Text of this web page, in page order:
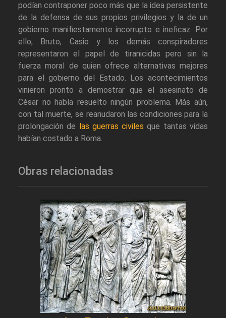
podían contraponer poco más que la idea persistente
de la defensa de sus propios privilegios y la de un
gobierno manifiestamente incorrupto e ineficaz. Por
ello, Bruto, Casio y los demás conspiradores
representaron el papel de tiranicidas pero sin la
fuerza moral de quien ofrece alternativas mejores
para el gobierno del Estado. Los acontecimientos
vinieron pronto a demostrar que el asesinato de
César no había resuelto ningún problema. Más aún,
con tal muerte, se reanudaron las condiciones para la
prolongación de
las guerras civiles que tantas vidas
habían costado a Roma.
Obras relacionadas